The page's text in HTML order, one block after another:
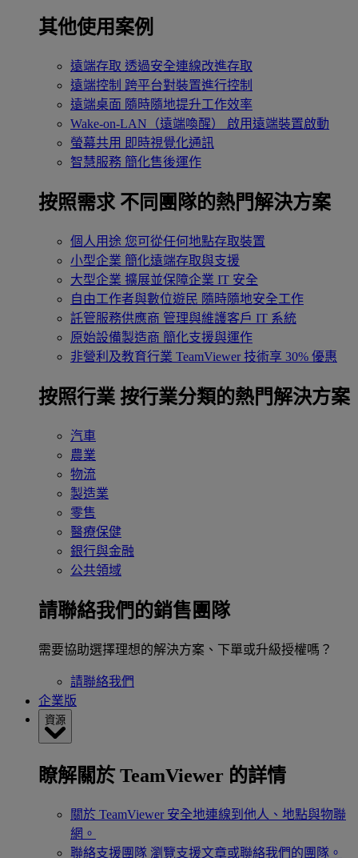
其他使用案例
遠端存取 透過安全連線改進存取
遠端控制 跨平台對裝置進行控制
遠端桌面 隨時隨地提升工作效率
Wake-on-LAN（遠端喚醒）
啟用遠端裝置啟動
螢幕共用 即時視覺化通訊
智慧服務 簡化售後運作
按照需求 不同團隊的熱門解決方案
個人用途 您可從任何地點存取裝置
小型企業 簡化遠端存取與支援
大型企業 擴展並保障企業 IT 安全
自由工作者與數位遊民 隨時隨地安全工作
託管服務供應商 管理與維護客戶 IT 系統
原始設備製造商 簡化支援與運作
非營利及教育行業 TeamViewer 技術享 30% 優惠
按照行業 按行業分類的熱門解決方案
汽車
農業
物流
製造業
零售
醫療保健
銀行與金融
公共領域
請聯絡我們的銷售團隊
需要協助選擇理想的解決方案、下單或升級授權嗎？
請聯絡我們
企業版
資源
瞭解關於 TeamViewer 的詳情
關於 TeamViewer 安全地連線到他人、地點與物聯
網。
聯絡支援團隊 瀏覽支援文章或聯絡我們的團隊。